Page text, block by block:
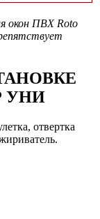
окон ПВХ Roto
УНИ
отвертка